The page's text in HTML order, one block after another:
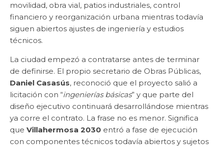
movilidad, obra vial, patios industriales, control
financiero y reorganización urbana mientras todavía
siguen abiertos ajustes de ingeniería y estudios
técnicos.
La ciudad empezó a contratarse antes de terminar
de definirse. El propio secretario de Obras Públicas,
Daniel Casasús, reconoció que el proyecto salió a
licitación con “ingenierías básicas” y que parte del
diseño ejecutivo continuará desarrollándose mientras
ya corre el contrato. La frase no es menor. Significa
que Villahermosa 2030 entró a fase de ejecución
con componentes técnicos todavía abiertos y sujetos